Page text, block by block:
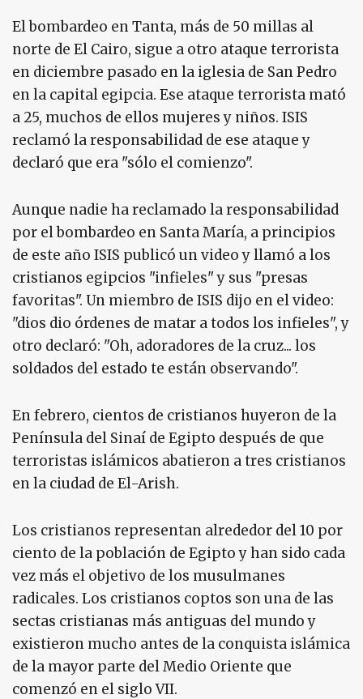
El bombardeo en Tanta, más de 50 millas al
norte de El Cairo, sigue a otro ataque terrorista
en diciembre pasado en la iglesia de San Pedro
en la capital egipcia. Ese ataque terrorista mató
a 25, muchos de ellos mujeres y niños. ISIS
reclamó la responsabilidad de ese ataque y
declaró que era "sólo el comienzo".
Aunque nadie ha reclamado la responsabilidad
por el bombardeo en Santa María, a principios
de este año ISIS publicó un video y llamó a los
cristianos egipcios "infieles" y sus "presas
favoritas". Un miembro de ISIS dijo en el video:
"dios dio órdenes de matar a todos los infieles", y
otro declaró: "Oh, adoradores de la cruz... los
soldados del estado te están observando".
En febrero, cientos de cristianos huyeron de la
Península del Sinaí de Egipto después de que
terroristas islámicos abatieron a tres cristianos
en la ciudad de El-Arish.
Los cristianos representan alrededor del 10 por
ciento de la población de Egipto y han sido cada
vez más el objetivo de los musulmanes
radicales. Los cristianos coptos son una de las
sectas cristianas más antiguas del mundo y
existieron mucho antes de la conquista islámica
de la mayor parte del Medio Oriente que
comenzó en el siglo VII.